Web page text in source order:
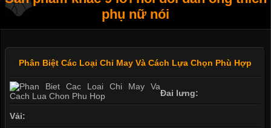
phụ nữ nói
Phân Biệt Các Loại Chỉ May Và Cách Lựa Chọn Phù Hợp
Đai lưng:
Vải: